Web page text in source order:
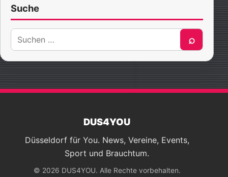
Suche
Suche
nach:
⌕
DUS4YOU
Düsseldorf für You. News, Vereine, Events,
Sport und Brauchtum.
© 2026 DUS4YOU. Alle Rechte vorbehalten.